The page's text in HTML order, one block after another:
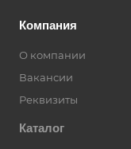
Компания
О компании
Вакансии
Реквизиты
Каталог